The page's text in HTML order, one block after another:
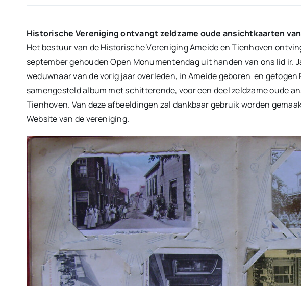
Historische Vereniging ontvangt zeldzame oude ansichtkaarten
Het bestuur van de Historische Vereniging Ameide en Tienhoven
september gehouden Open Monumentendag uit handen van ons lid ir.
weduwnaar van de vorig jaar overleden, in Ameide geboren en getogen
samengesteld album met schitterende, voor een deel zeldzame oude
Tienhoven. Van deze afbeeldingen zal dankbaar gebruik worden
Website van de vereniging.